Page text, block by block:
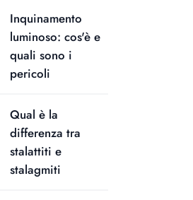
Inquinamento
luminoso: cos'è e
quali sono i
pericoli
Qual è la
differenza tra
stalattiti e
stalagmiti